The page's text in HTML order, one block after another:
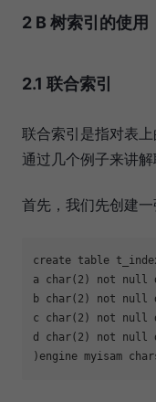
2 B 树索引的使用
2.1 联合索引
联合索引是指对表
通过几个例子来讲解
首先，我们先创建一
create table
a char(2) not null
b char(2) not null
c char(2) not null
d char(2) not null